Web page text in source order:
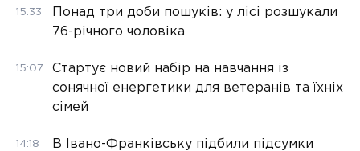
15:33
Понад три доби пошуків: у лісі розшукали
76-річного чоловіка
15:07
Стартує новий набір на навчання із
сонячної енергетики для ветеранів та їхніх
сімей
14:18
В Івано-Франківську підбили підсумки